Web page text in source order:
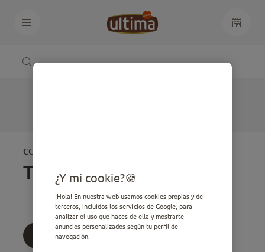
CONSEJOS PARA TU
Todos
Todos
¿Y mi cookie?
¡Hola! En nuestra web usamos cookies propias y de
terceros, incluidos los servicios de Google, para
analizar el uso que haces de ella y mostrarte
anuncios personalizados según tu perfil de
navegación.